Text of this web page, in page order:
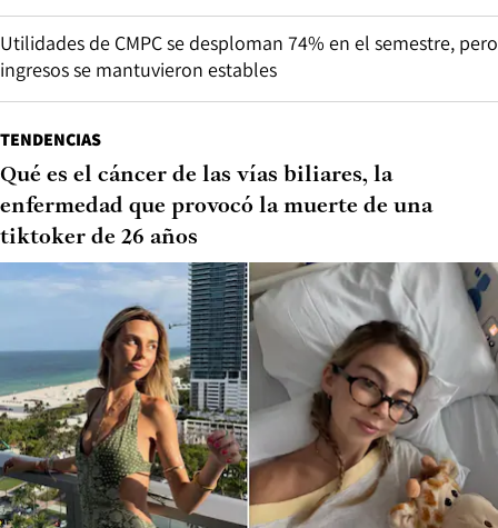
Utilidades de CMPC se desploman 74% en el semestre, pero
ingresos se mantuvieron estables
TENDENCIAS
Qué es el cáncer de las vías biliares, la
enfermedad que provocó la muerte de una
tiktoker de 26 años